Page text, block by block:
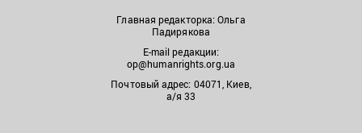
Главная редакторка: Ольга
Падирякова
E-mail редакции:
op@humanrights.org.ua
Почтовый адрес: 04071, Киев,
а/я 33